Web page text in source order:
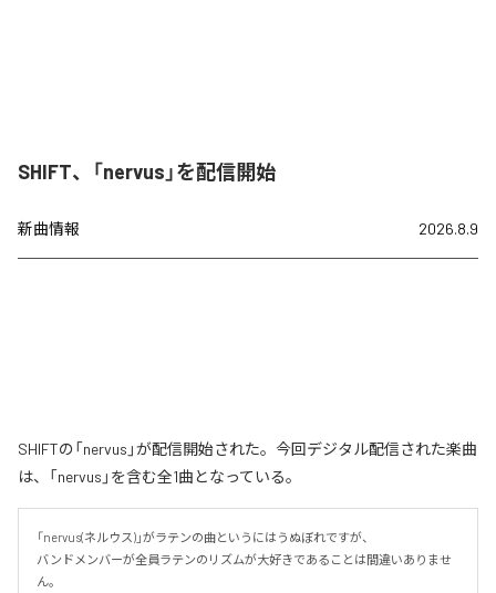
SHIFT、「nervus」を配信開始
新曲情報 2026.8.9
SHIFTの「nervus」が配信開始された。今回デジタル配信された楽曲
は、「nervus」を含む全1曲となっている。
「nervus(ネルウス)」がラテンの曲というにはうぬぼれですが、
バンドメンバーが全員ラテンのリズムが大好きであることは間違いありませ
ん。